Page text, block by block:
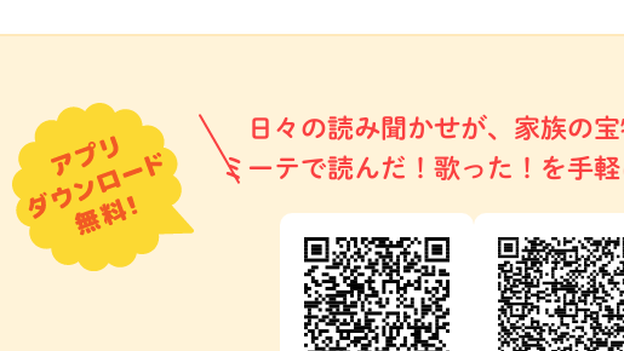
日々の読み聞かせが、家族の
ミーテで読んだ！歌った！を手